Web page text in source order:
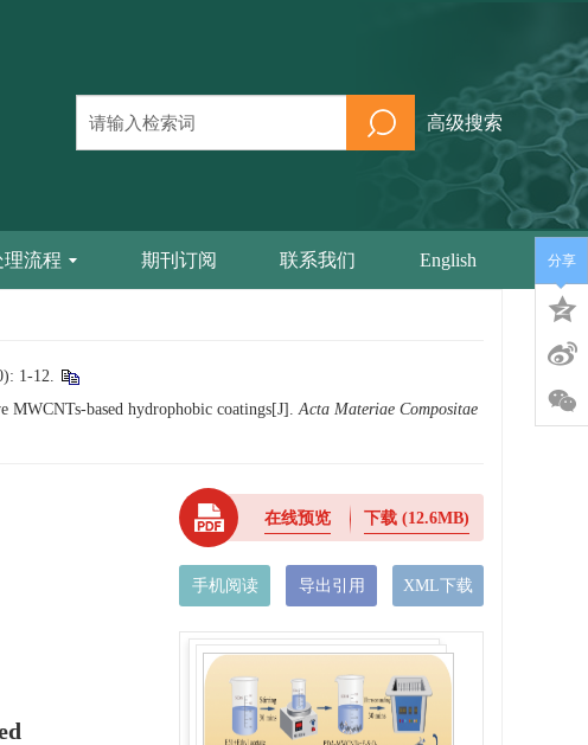
高级搜索
流程 期刊订阅 联系我们 English
1-12.
MWCNTs-based hydrophobic coatings[J].Acta Materiae Compositae
在线预览 下载(12.6MB)
手机阅读 导出引用 XML下载
分享